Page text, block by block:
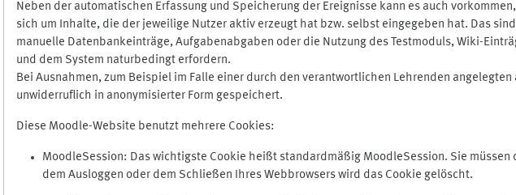
Neben der automatischen Erfassung und Speicherung der Ereignisse kann es auch
sich um Inhalte, die der jeweilige Nutzer aktiv erzeugt hat bzw. selbst eingegeben hat. Das
manuelle Datenbankeinträge, Aufgabenabgaben oder die Nutzung des Testmoduls, Wiki-
und dem System naturbedingt erfordern.
Bei Ausnahmen, zum Beispiel im Falle einer durch den verantwortlichen Lehrenden
unwiderruflich in anonymisierter Form gespeichert.
Diese Moodle-Website benutzt mehrere Cookies:
MoodleSession: Das wichtigste Cookie heißt standardmäßig MoodleSession. Sie
dem Ausloggen oder dem Schließen Ihres Webbrowsers wird das Cookie gelöscht.